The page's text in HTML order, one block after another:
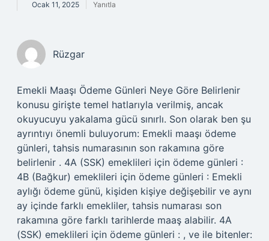
Ocak 11, 2025 Yanıtla
Rüzgar
Emekli Maaşı Ödeme Günleri Neye Göre Belirlenir
konusu girişte temel hatlarıyla verilmiş, ancak
okuyucuyu yakalama gücü sınırlı. Son olarak ben şu
ayrıntıyı önemli buluyorum: Emekli maaşı ödeme
günleri, tahsis numarasının son rakamına göre
belirlenir . 4A (SSK) emeklileri için ödeme günleri :
4B (Bağkur) emeklileri için ödeme günleri : Emekli
aylığı ödeme günü, kişiden kişiye değişebilir ve aynı
ay içinde farklı emekliler, tahsis numarası son
rakamına göre farklı tarihlerde maaş alabilir. 4A
(SSK) emeklileri için ödeme günleri : , ve ile bitenler: